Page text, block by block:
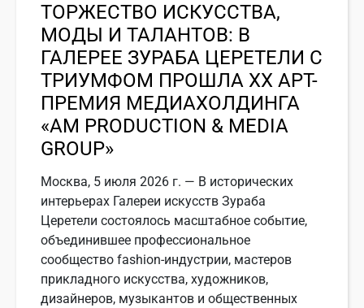
ТОРЖЕСТВО ИСКУССТВА,
МОДЫ И ТАЛАНТОВ: В
ГАЛЕРЕЕ ЗУРАБА ЦЕРЕТЕЛИ С
ТРИУМФОМ ПРОШЛА ХХ АРТ-
ПРЕМИЯ МЕДИАХОЛДИНГА
«АМ PRODUCTION & MEDIA
GROUP»
Москва, 5 июля 2026 г. — В исторических
интерьерах Галереи искусств Зураба
Церетели состоялось масштабное событие,
объединившее профессиональное
сообщество fashion-индустрии, мастеров
прикладного искусства, художников,
дизайнеров, музыкантов и общественных